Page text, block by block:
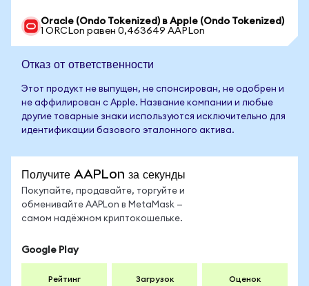
Oracle (Ondo Tokenized) в Apple (Ondo Tokenized)
1 ORCLon равен 0,463649 AAPLon
Отказ от ответственности
Этот продукт не выпущен, не спонсирован, не одобрен и
не аффилирован с Apple. Название компании и любые
другие товарные знаки используются исключительно для
идентификации базового эталонного актива.
Получите AAPLon за секунды
Покупайте, продавайте, торгуйте и
обменивайте AAPLon в MetaMask —
самом надёжном криптокошельке.
Google Play
Рейтинг Загрузок Оценок